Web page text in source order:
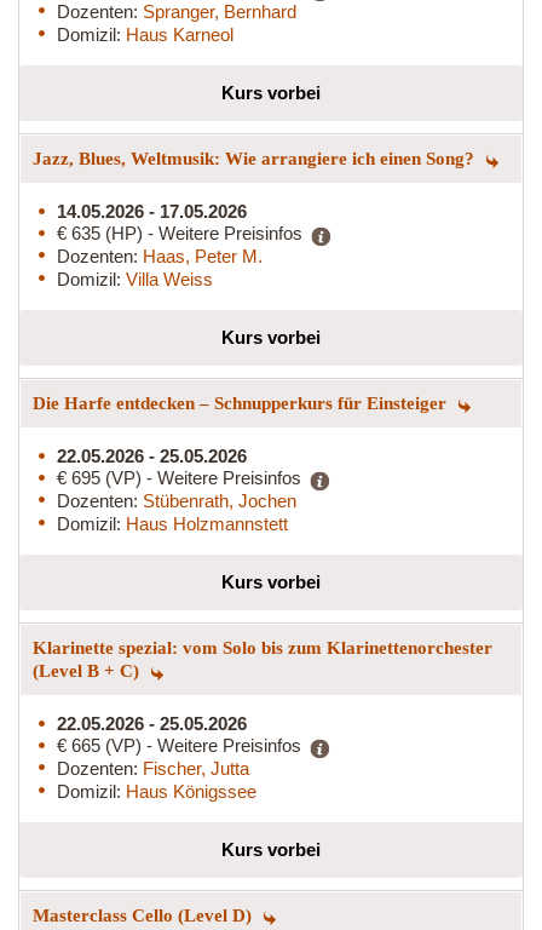
Dozenten: Spranger, Bernhard
Domizil: Haus Karneol
Kurs vorbei
Jazz, Blues, Weltmusik: Wie arrangiere ich einen Song?
14.05.2026 - 17.05.2026
€ 635 (HP) - Weitere Preisinfos
Dozenten: Haas, Peter M.
Domizil: Villa Weiss
Kurs vorbei
Die Harfe entdecken – Schnupperkurs für Einsteiger
22.05.2026 - 25.05.2026
€ 695 (VP) - Weitere Preisinfos
Dozenten: Stübenrath, Jochen
Domizil: Haus Holzmannstett
Kurs vorbei
Klarinette spezial: vom Solo bis zum Klarinettenorchester
(Level B + C)
22.05.2026 - 25.05.2026
€ 665 (VP) - Weitere Preisinfos
Dozenten: Fischer, Jutta
Domizil: Haus Königssee
Kurs vorbei
Masterclass Cello (Level D)